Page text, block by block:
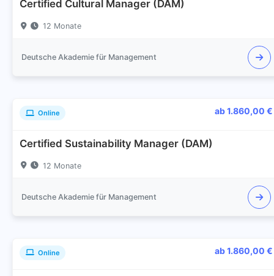
Certified Cultural Manager (DAM)
12 Monate
Deutsche Akademie für Management
Online ab 1.860,00 €
Certified Sustainability Manager (DAM)
12 Monate
Deutsche Akademie für Management
Online ab 1.860,00 €